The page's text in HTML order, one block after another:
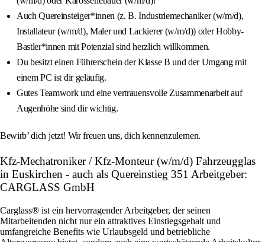
Auch Quereinsteiger*innen (z. B. Industriemechaniker (w/m/d),
Installateur (w/m/d), Maler und Lackierer (w/m/d)) oder Hobby-
Bastler*innen mit Potenzial sind herzlich willkommen.
Du besitzt einen Führerschein der Klasse B und der Umgang mit
einem PC ist dir geläufig.
Gutes Teamwork und eine vertrauensvolle Zusammenarbeit auf
Augenhöhe sind dir wichtig.
Bewirb’ dich jetzt! Wir freuen uns, dich kennenzulernen.
Kfz-Mechatroniker / Kfz-Monteur (w/m/d) Fahrzeugglas
in Euskirchen - auch als Quereinstieg 351 Arbeitgeber:
CARGLASS GmbH
Carglass® ist ein hervorragender Arbeitgeber, der seinen
Mitarbeitenden nicht nur ein attraktives Einstiegsgehalt und
umfangreiche Benefits wie Urlaubsgeld und betriebliche